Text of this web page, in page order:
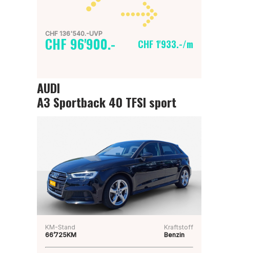
CHF 136'540.-UVP
CHF 96'900.- CHF 1'933.-/m
AUDI
A3 Sportback 40 TFSI sport
KM-Stand
66’725KM
Kraftstoff
Benzin